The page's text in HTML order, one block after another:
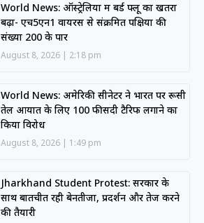
World News: ऑस्ट्रेलिया में बर्ड फ्लू का खतरा
बढ़ा- एच5एन1 वायरस से संक्रमित पक्षियों की
संख्या 200 के पार
August 8, 2026 2:18 pm
World News: अमेरिकी सीनेटर ने भारत पर रूसी
तेल आयात के लिए 100 फीसदी टैरिफ लगाने का
किया विरोध
August 8, 2026 1:49 pm
Jharkhand Student Protest: सरकार के
साथ बातचीत रही बेनतीजा, प्रदर्शन और तेज करने
की तैयारी